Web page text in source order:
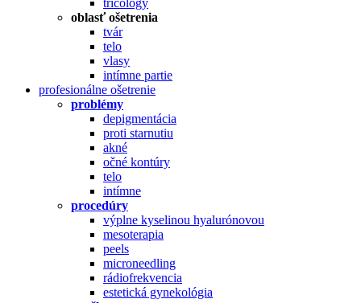
tricology
oblasť ošetrenia
tvár
telo
vlasy
intímne partie
profesionálne ošetrenie
problémy
depigmentácia
proti starnutiu
akné
očné kontúry
telo
intímne
procedúry
výplne kyselinou hyalurónovou
mesoterapia
peels
microneedling
rádiofrekvencia
estetická gynekológia